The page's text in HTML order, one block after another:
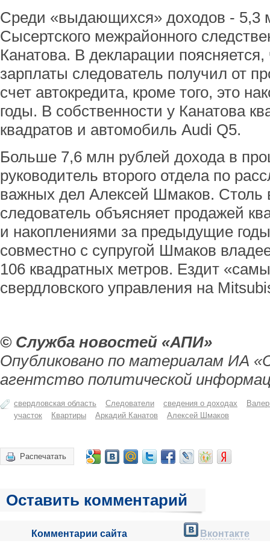
Среди «выдающихся» доходов - 5,3
Сысертского межрайонного
Канатова. В декларации поясняется,
зарплаты следователь получил от
счет автокредита, кроме того, это
годы. В собственности у Канатова
квадратов и автомобиль Audi Q5.
Больше 7,6 млн рублей дохода в
руководитель второго отдела по
важных дел Алексей Шмаков.
следователь объясняет продажей
и накоплениями за предыдущие
совместно с супругой Шмаков
106 квадратных метров. Ездит
свердловского управления на
© Служба новостей «АПИ»
Опубликовано по материалам ИА
агентство политической
свердловская область Следователи сведения о доходах
участок
Квартиры Аркадий Канатов Алексей Шмаков
Распечатать
Оставить комментарий
Комментарии сайта Вконтакте